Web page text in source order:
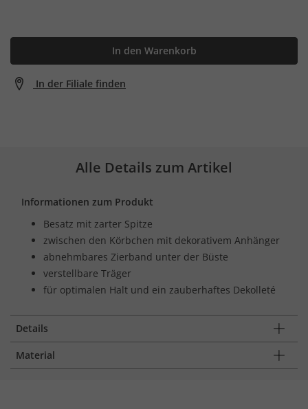
In den Warenkorb
In der Filiale finden
Alle Details zum Artikel
Informationen zum Produkt
Besatz mit zarter Spitze
zwischen den Körbchen mit dekorativem Anhänger
abnehmbares Zierband unter der Büste
verstellbare Träger
für optimalen Halt und ein zauberhaftes Dekolleté
Details
Material